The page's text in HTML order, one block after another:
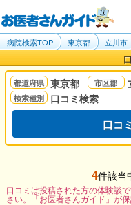
病院検索TOP 東京都 立川市
東京都
口コミ検索
口コ
4件該当
口コミは投稿された方の体験談
さい。「お医者さんガイド」が